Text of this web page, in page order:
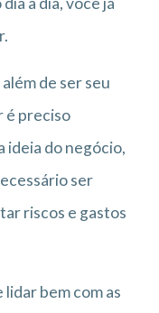
de ser seu
é preciso
ideia do negócio,
ser
riscos e gastos
bem com as